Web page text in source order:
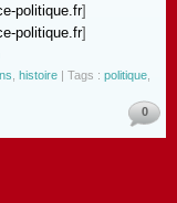
politique.fr]
politique.fr]
histoire | Tags : politique
0